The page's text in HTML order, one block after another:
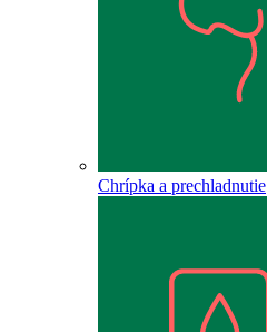
Chrípka a prechladnutie